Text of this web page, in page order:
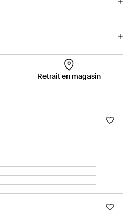
Retrait en magasin